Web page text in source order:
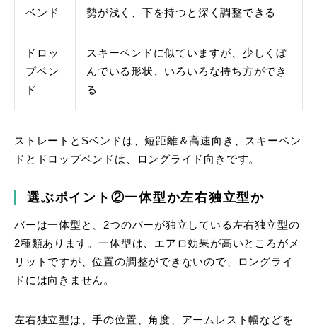
ベンド
勢が浅く、下を持つと深く調整できる
ドロッ
プベン
ド
スキーベンドに似ていますが、少しくぼ
んでいる形状、いろいろな持ち方ができ
る
ストレートとSベンドは、短距離＆高速向き、スキーベン
ドとドロップベンドは、ロングライド向きです。
選ぶポイント②一体型か左右独立型か
バーは一体型と、2つのバーが独立している左右独立型の
2種類あります。一体型は、エアロ効果が高いところがメ
リットですが、位置の調整ができないので、ロングライ
ドには向きません。
左右独立型は、手の位置、角度、アームレスト幅などを